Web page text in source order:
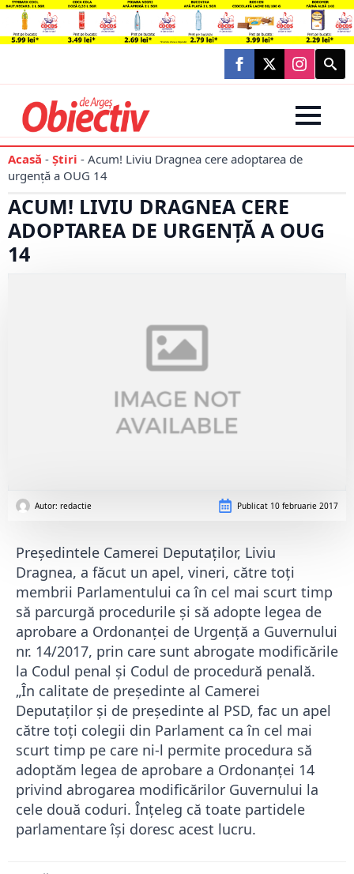
Search
for:
Acasă - Știri - Acum! Liviu Dragnea cere adoptarea de
urgenţă a OUG 14
ACUM! LIVIU DRAGNEA CERE
ADOPTAREA DE URGENŢĂ A OUG
14
Autor: redactie Publicat 10 februarie 2017
Preşedintele Camerei Deputaţilor, Liviu
Dragnea, a făcut un apel, vineri, către toţi
membrii Parlamentului ca în cel mai scurt timp
să parcurgă procedurile şi să adopte legea de
aprobare a Ordonanţei de Urgenţă a Guvernului
nr. 14/2017, prin care sunt abrogate modificările
la Codul penal şi Codul de procedură penală.
„În calitate de președinte al Camerei
Deputaților şi de președinte al PSD, fac un apel
către toți colegii din Parlament ca în cel mai
scurt timp pe care ni-l permite procedura să
adoptăm legea de aprobare a Ordonanței 14
privind abrogarea modificărilor Guvernului la
cele două coduri. Înțeleg că toate partidele
parlamentare își doresc acest lucru.